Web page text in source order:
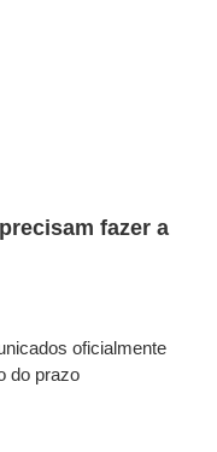
fazer a
oficialmente
do prazo